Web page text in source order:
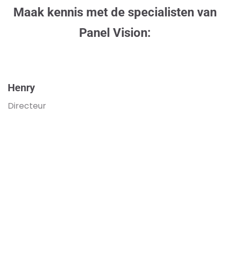
Maak kennis met de specialisten van
Panel Vision:
Henry
Directeur